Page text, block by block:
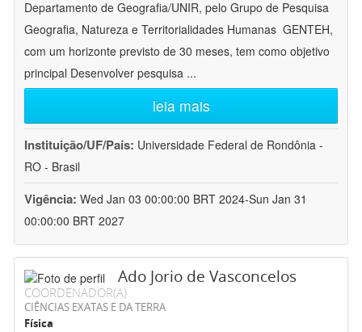
Departamento de Geografia/UNIR, pelo Grupo de Pesquisa
Geografia, Natureza e Territorialidades Humanas  GENTEH,
com um horizonte previsto de 30 meses, tem como objetivo
principal Desenvolver pesquisa ...
leia mais
Instituição/UF/País: Universidade Federal de Rondônia -
RO - Brasil
Vigência: Wed Jan 03 00:00:00 BRT 2024-Sun Jan 31
00:00:00 BRT 2027
Ado Jorio de Vasconcelos
COORDENADOR(A)
CIÊNCIAS EXATAS E DA TERRA
Física